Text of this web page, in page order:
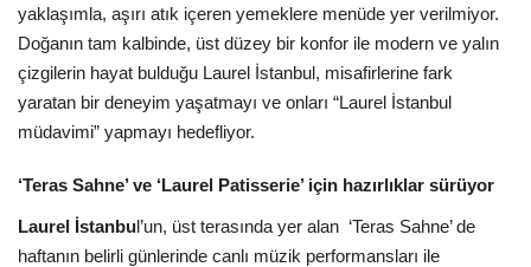
yaklaşımla, aşırı atık içeren yemeklere menüde yer verilmiyor.
Doğanın tam kalbinde, üst düzey bir konfor ile modern ve yalın
çizgilerin hayat bulduğu Laurel İstanbul, misafirlerine fark
yaratan bir deneyim yaşatmayı ve onları “Laurel İstanbul
müdavimi” yapmayı hedefliyor.
‘Teras Sahne’ ve ‘Laurel Patisserie’ için hazırlıklar sürüyor
Laurel İstanbul’un, üst terasında yer alan ‘Teras Sahne’ de
haftanın belirli günlerinde canlı müzik performansları ile